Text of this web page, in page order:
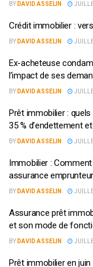
BY DAVID ASSELIN
Crédit immobilier :
BY DAVID ASSELIN
Ex-acheteuse
l’impact de ses
BY DAVID ASSELIN
Prêt immobilier :
35 % d’endettement
BY DAVID ASSELIN
Immobilier :
assurance
BY DAVID ASSELIN
Assurance prêt
et son mode de
BY DAVID ASSELIN
Prêt immobilier en